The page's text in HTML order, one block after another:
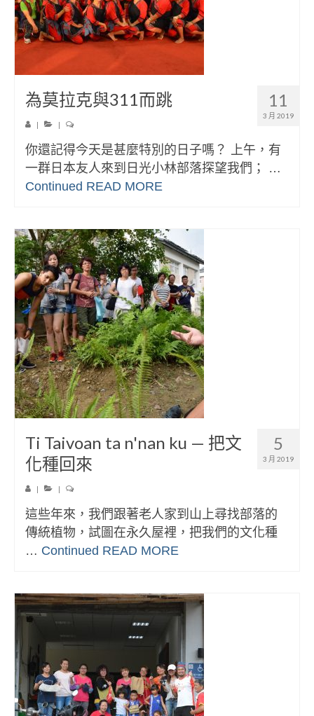
11
3 月 2019
為莫拉克與311而跳
| |
你還記得今天是甚麼特別的日子嗎？ 上午，有
一群日本友人來到日光小林部落探望我們； …
Continued READ MORE
5
3 月 2019
Ti Taivoan ta n'nan ku — 把文
化種回來
| |
這些年來，我們跟著老人家到山上尋找部落的
傳統植物，試圖在永久屋裡，把我們的文化種
… Continued READ MORE